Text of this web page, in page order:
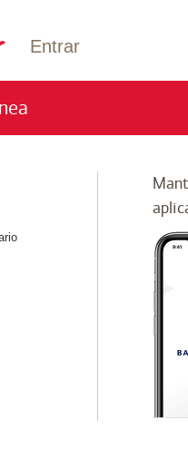
Entrar